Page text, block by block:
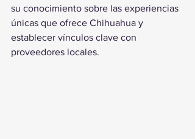
su conocimiento sobre las experiencias
únicas que ofrece Chihuahua y
establecer vínculos clave con
proveedores locales.